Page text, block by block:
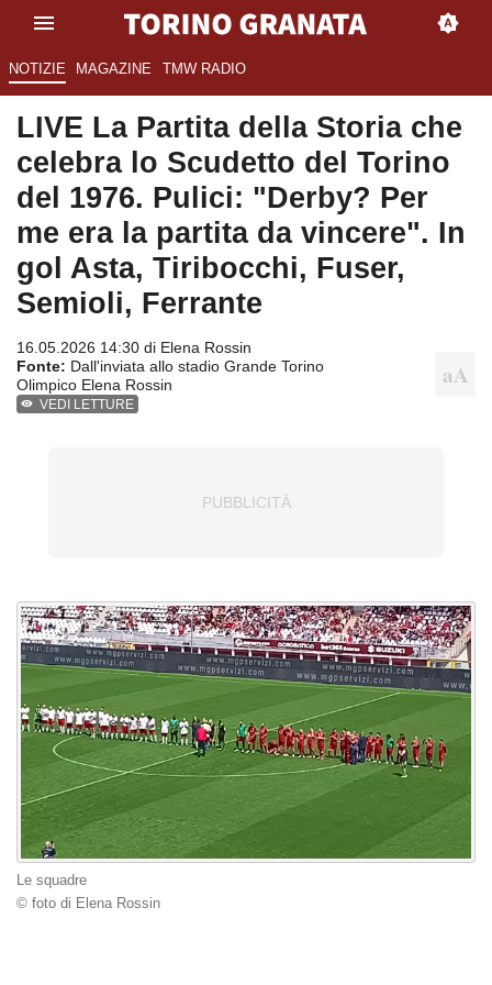
NOTIZIE MAGAZINE TMW RADIO
LIVE La Partita della Storia che
celebra lo Scudetto del Torino
del 1976. Pulici: "Derby? Per
me era la partita da vincere". In
gol Asta, Tiribocchi, Fuser,
Semioli, Ferrante
16.05.2026 14:30 di Elena Rossin
Fonte: Dall'inviata allo stadio Grande Torino
Olimpico Elena Rossin
VEDI LETTURE
Le squadre
© foto di Elena Rossin